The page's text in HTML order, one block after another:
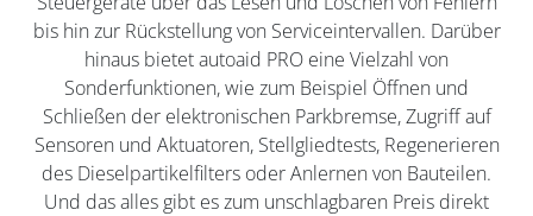
bis hin zur Rückstellung von Serviceintervallen. Darüber
hinaus bietet autoaid PRO eine Vielzahl von
Sonderfunktionen, wie zum Beispiel Öffnen und
Schließen der elektronischen Parkbremse, Zugriff auf
Sensoren und Aktuatoren, Stellgliedtests, Regenerieren
des Dieselpartikelfilters oder Anlernen von Bauteilen.
Und das alles gibt es zum unschlagbaren Preis direkt